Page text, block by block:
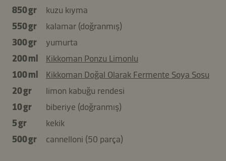
850 gr
kuzu kıyma
550 gr
kalamar (doğranmış)
300 gr
yumurta
200 ml
Kikkoman Ponzu Limonlu
100 ml
Kikkoman Doğal Olarak Fermente Soya Sosu
20 gr
limon kabuğu rendesi
10 gr
biberiye (doğranmış)
5 gr
kekik
500 gr
cannelloni (50 parça)